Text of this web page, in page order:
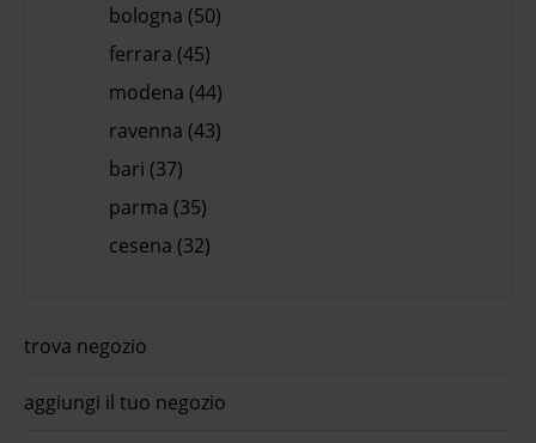
bologna (50)
ferrara (45)
modena (44)
ravenna (43)
bari (37)
parma (35)
cesena (32)
trova negozio
aggiungi il tuo negozio